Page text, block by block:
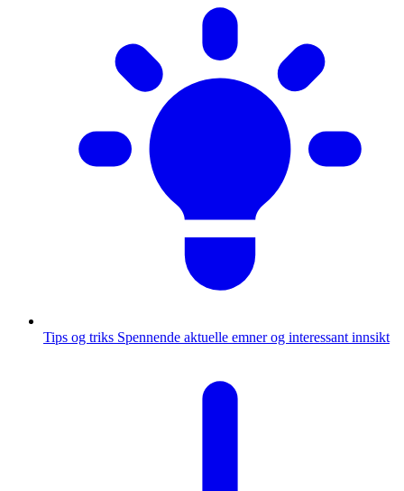
Tips og triks Spennende aktuelle emner og interessant innsikt